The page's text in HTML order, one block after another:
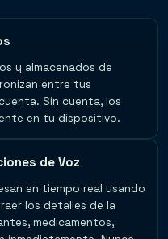
y almacenados de
entre tus
Sin cuenta, los
en tu dispositivo.
de Voz
en tiempo real usando
los detalles de la
medicamentos,